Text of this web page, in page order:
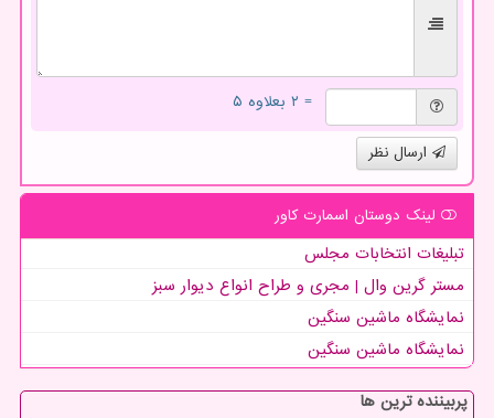
= ۲ بعلاوه ۵
ارسال نظر
لینک دوستان اسمارت كاور
تبلیغات انتخابات مجلس
مستر گرین وال | مجری و طراح انواع دیوار سبز
نمایشگاه ماشین سنگین
نمایشگاه ماشین سنگین
پربیننده ترین ها